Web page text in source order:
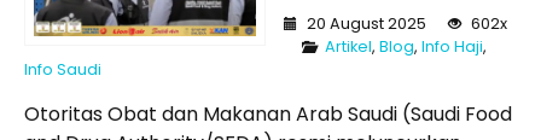
20 August 2025
602x
Artikel, Blog, Info Haji,
Info Saudi
Otoritas Obat dan Makanan Arab Saudi (Saudi Food